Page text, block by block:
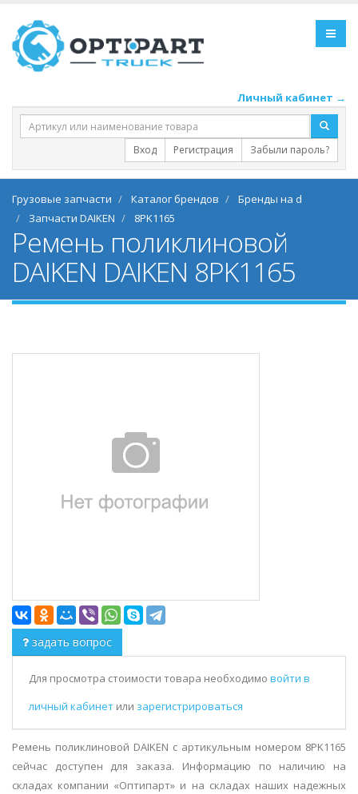
Личный кабинет →
Вход Регистрация Забыли пароль?
Грузовые запчасти Каталог брендов
Бренды на d
Запчасти DAIKEN
8PK1165
Ремень поликлиновой
DAIKEN DAIKEN 8PK1165
задать вопрос
Для просмотра стоимости товара необходимо войти в
личный кабинет или зарегистрироваться
Ремень поликлиновой DAIKEN с артикульным номером 8PK1165
сейчас доступен для заказа. Информацию по наличию на
складах компании «Оптипарт» и на складах наших надежных